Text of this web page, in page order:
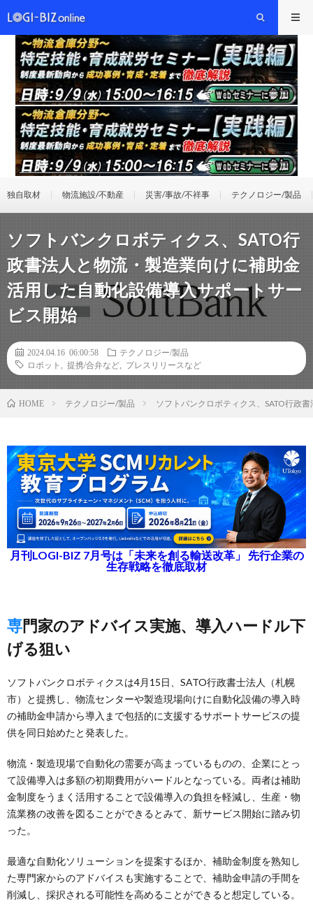
独自取材 物流施設/不動産 災害/事故/不祥事 テクノロジー/製品
ソフトバンクロボティクス、SATO行
政書法人と物流・製造業向けに補助金
活用した自動化設備導入サポートサー
ビス開始
2024.04.16 06:00:58
テクノロジー/製品
ロボット
提携/合弁など プレスリリースなど
HOME テクノロジー/製品 ソフトバンクロボティクス、SATO行政
月刊LOGI-BIZ 7月号は「未来を創る輸送改革」 先行企業の
生存戦略を徹底取材
専門家のアドバイス実施、導入ハードル下
げる狙い
ソフトバンクロボティクスは4月15日、SATO行政書士法人（札幌
市）と提携し、物流センターや製造現場向けに自動化設備の導入時
の補助金申請から導入まで包括的に支援するサポートサービスの提
供を同日始めたと発表した。
物流・製造現場で自動化の需要が高まっているものの、企業にとっ
て設備導入は多額の初期費用がハードルとなっている。両者は補助
金制度をうまく活用することで設備導入の負担を軽減し、生産・物
流業務の改善を図ることができるとみて、新サービス開始に踏み切
った。
最適な自動化ソリューションを提案するほか、補助金制度を熟知し
た専門家からのアドバイスも実施することで、補助金申請の手間を
削減し、採択される可能性を高めることができると想定している。